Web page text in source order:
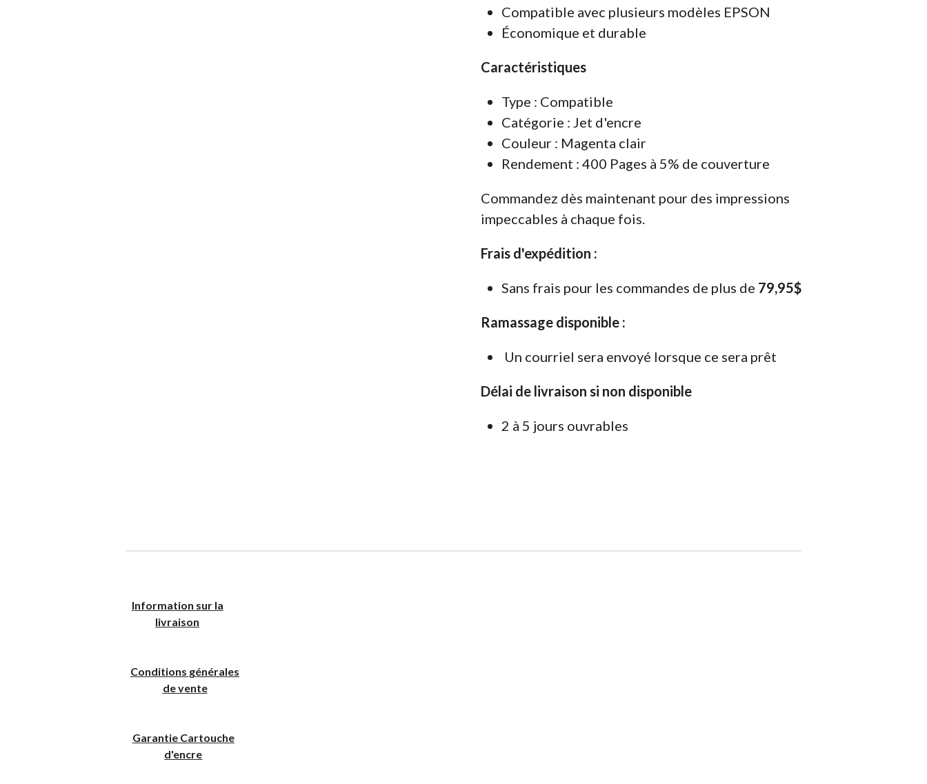
Compatible avec plusieurs modèles EPSON
Économique et durable
Caractéristiques
Type : Compatible
Catégorie : Jet d'encre
Couleur : Magenta clair
Rendement : 400 Pages à 5% de couverture
Commandez dès maintenant pour des impressions
impeccables à chaque fois.
Frais d'expédition :
Sans frais pour les commandes de plus de 79,95$
Ramassage disponible :
Un courriel sera envoyé lorsque ce sera prêt
Délai de livraison si non disponible
2 à 5 jours ouvrables
Information sur la
livraison
Conditions générales
de vente
Garantie Cartouche
d'encre